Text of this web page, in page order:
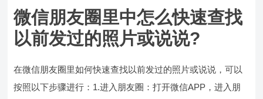
微信朋友圈里中怎么快速查找
以前发过的照片或说说?
在微信朋友圈里如何快速查找以前发过的照片或说说，可以
按照以下步骤进行：1.进入朋友圈：打开微信APP，进入朋